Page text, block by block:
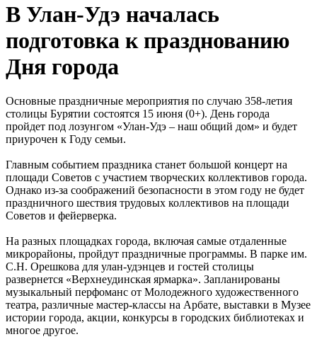
В Улан-Удэ началась
подготовка к празднованию
Дня города
Основные праздничные мероприятия по случаю 358-летия
столицы Бурятии состоятся 15 июня (0+). День города
пройдет под лозунгом «Улан-Удэ – наш общий дом» и будет
приурочен к Году семьи.
Главным событием праздника станет большой концерт на
площади Советов с участием творческих коллективов города.
Однако из-за соображений безопасности в этом году не будет
праздничного шествия трудовых коллективов на площади
Советов и фейерверка.
На разных площадках города, включая самые отдаленные
микрорайоны, пройдут праздничные программы. В парке им.
С.Н. Орешкова для улан-удэнцев и гостей столицы
развернется «Верхнеудинская ярмарка». Запланированы
музыкальный перфоманс от Молодежного художественного
театра, различные мастер-классы на Арбате, выставки в Музее
истории города, акции, конкурсы в городских библиотеках и
многое другое.